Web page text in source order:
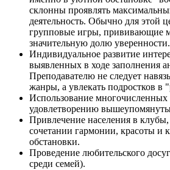
склонны проявлять
деятельность. Обычно для этой
групповые игры, прививающие
значительную долю уверенности.
Индивидуальное развитие
выявленных в ходе заполнения
Преподавателю не следует
жанры, а увлекать подростков в
Использование многочисленных
удовлетворению
Привлечение населения в
сочетании гармонии, красоты и
обстановки.
Проведение любительского
среди семей).